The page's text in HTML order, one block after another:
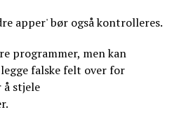
apper' bør også kontrolleres.
programmer, men kan
falske felt over for
å stjele